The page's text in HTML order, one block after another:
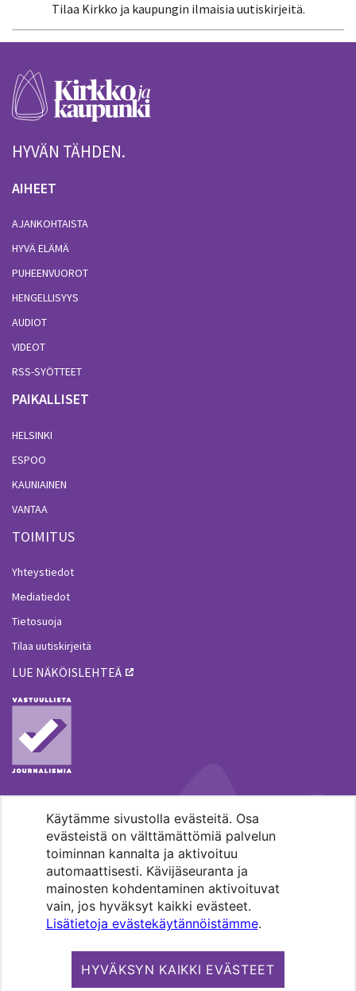
Käytämme sivustolla evästeitä. Osa
evästeistä on välttämättömiä palvelun
toiminnan kannalta ja aktivoituu
automaattisesti. Kävijäseuranta ja
mainosten kohdentaminen aktivoituvat
vain, jos hyväksyt kaikki evästeet.
Lisätietoja evästekäytännöistämme.
HYVÄKSYN KAIKKI EVÄSTEET
Tilaa Kirkko ja kaupungin ilmaisia uutiskirjeitä.
HYVÄN TÄHDEN.
AIHEET
AJANKOHTAISTA
HYVÄ ELÄMÄ
PUHEENVUOROT
HENGELLISYYS
AUDIOT
VIDEOT
RSS-SYÖTTEET
PAIKALLISET
HELSINKI
ESPOO
KAUNIAINEN
VANTAA
TOIMITUS
Yhteystiedot
Mediatiedot
Tietosuoja
Tilaa uutiskirjeitä
LUE NÄKÖISLEHTEÄ
MENOHAKU
Pääkaupunkiseudun evankelis-
luterilaisten seurakuntien media.